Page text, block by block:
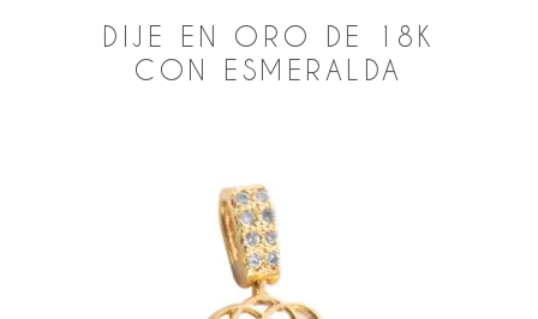
DIJE EN ORO DE 18K
CON ESMERALDA